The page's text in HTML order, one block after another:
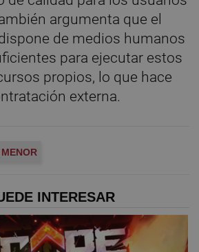
argumenta que el
de medios humanos
para ejecutar estos
propios, lo que hace
externa.
INTERESAR